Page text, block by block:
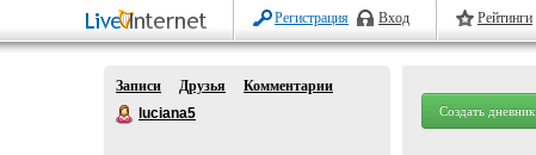
Регистрация Вход Рейтинги
Записи Друзья
Комментарии
luciana5
Создать дневник